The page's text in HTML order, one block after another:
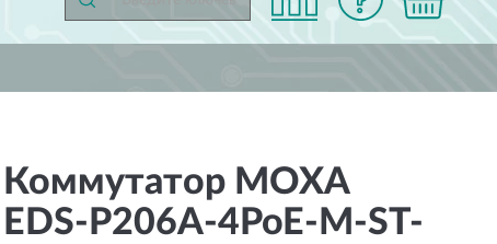
Коммутатор MOXA
EDS-P206A-4PoE-M-ST-